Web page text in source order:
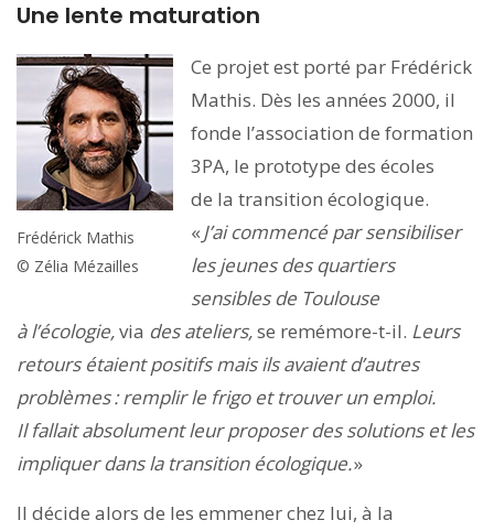
Une lente maturation
Frédérick Mathis
© Zélia Mézailles
Ce projet est porté par Frédérick
Mathis. Dès les années 2000, il
fonde l’association de formation
3PA, le prototype des écoles
de la transition écologique.
«J’ai commencé par sensibiliser
les jeunes des quartiers
sensibles de Toulouse
à l’écologie,via des ateliers,se remémore-t-il. Leurs
retours étaient positifs mais ils avaient d’autres
problèmes : remplir le frigo et trouver un emploi.
Il fallait absolument leur proposer des solutions et les
impliquer dans la transition écologique.»
Il décide alors de les emmener chez lui, à la